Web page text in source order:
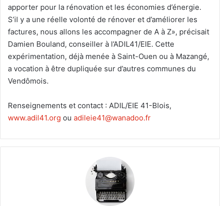
apporter pour la rénovation et les économies d’énergie.
S’il y a une réelle volonté de rénover et d’améliorer les
factures, nous allons les accompagner de A à Z», précisait
Damien Bouland, conseiller à l’ADIL41/EIE. Cette
expérimentation, déjà menée à Saint-Ouen ou à Mazangé,
a vocation à être dupliquée sur d’autres communes du
Vendômois.
Renseignements et contact : ADIL/EIE 41-Blois,
www.adil41.org ou adileie41@wanadoo.fr